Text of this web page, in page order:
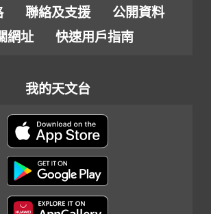
聯絡及支援
公開資料
網址
快速用戶指南
我的天文台